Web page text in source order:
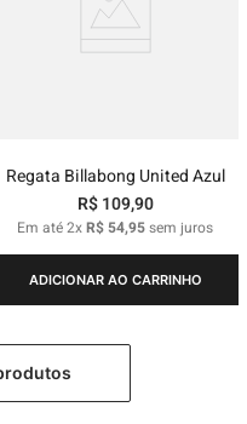
Regata Billabong United Azul
R$ 109,90
Em até2xR$ 54,95sem juros
ADICIONAR AO CARRINHO